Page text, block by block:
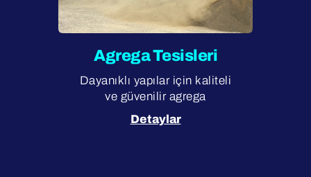
Agrega Tesisleri
Dayanıklı yapılar için kaliteli
ve güvenilir agrega
Detaylar